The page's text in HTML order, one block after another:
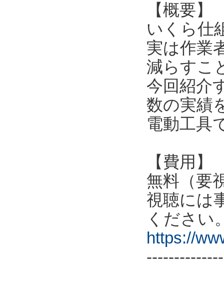
【概要】
いくら仕
実は作業
減らすこ
今回紹介
数の実績
電動工具
【費用】
無料（要
視聴には
ください
https://